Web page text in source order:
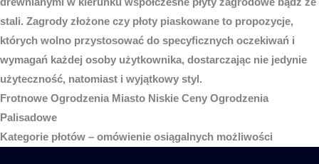
stali. Zagrody złożone czy płoty piaskowane to propozycje,
których wolno przystosować do specyficznych oczekiwań i
wymagań każdej osoby użytkownika, dostarczając nie jedynie
użyteczność, natomiast i wyjątkowy styl.
Frotnowe Ogrodzenia Miasto Niskie Ceny Ogrodzenia
Palisadowe
Kategorie płotów – omówienie osiągalnych możliwości